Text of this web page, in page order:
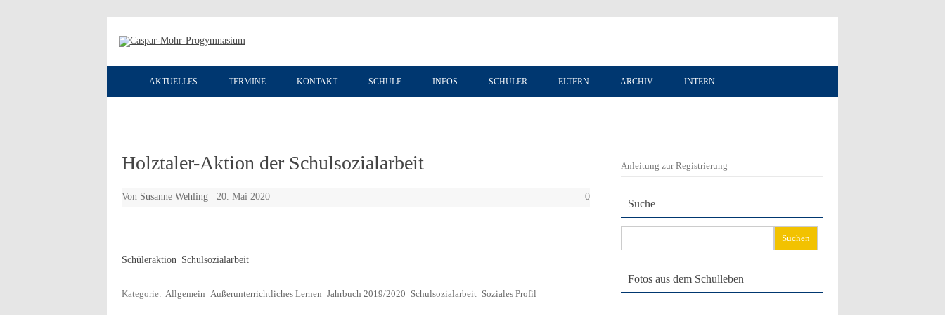
AKTUELLES TERMINE KONTAKT SCHULE INFOS SCHÜLER ELTERN ARCHIV INTERN
Holztaler-Aktion der Schulsozialarbeit
Von Susanne Wehling 20. Mai 2020 0
Schüleraktion_Schulsozialarbeit
Kategorie: Allgemein Außerunterrichtliches Lernen Jahrbuch 2019/2020 Schulsozialarbeit Soziales Profil
Anleitung zur Registrierung
Suche
nach:
Fotos aus dem Schulleben